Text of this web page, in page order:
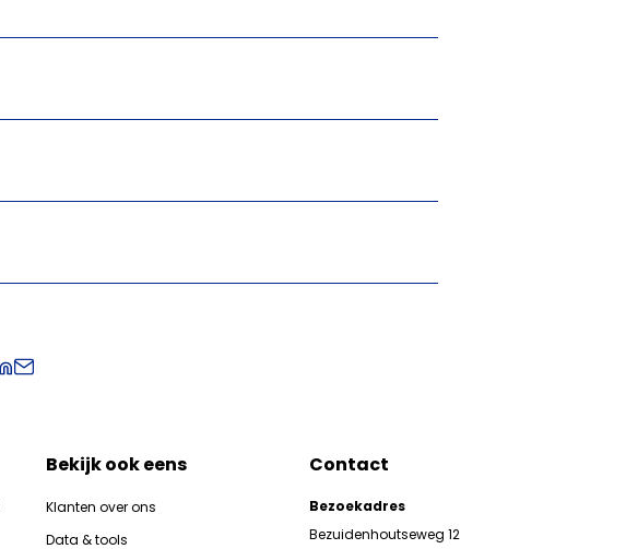
Bekijk ook eens
Klanten over ons
Data & tools
Contact
Bezoekadres
Bezuidenhoutseweg 12